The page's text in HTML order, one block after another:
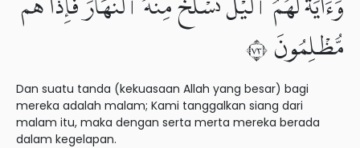
وَءَايَةٌ لَّهُمُ ٱلَّيْلُ نَسْلَخُ مِنْهُ ٱلنَّهَارَ فَإِذَا هُم
مُّظْلِمُونَ ٣٧
Dan suatu tanda (kekuasaan Allah yang besar) bagi
mereka adalah malam; Kami tanggalkan siang dari
malam itu, maka dengan serta merta mereka berada
dalam kegelapan.